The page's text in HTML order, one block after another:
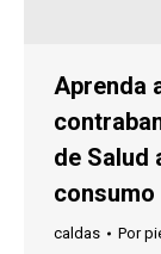
Aprenda
de Salud
consumo
caldas Por